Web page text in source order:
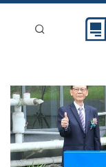
新聞稿分類
登入
刊登